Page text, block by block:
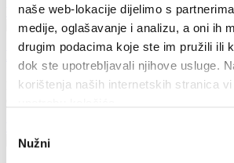
naše web-lokacije dijelimo s
medije, oglašavanje i analizu, a oni ih
drugim podacima koje ste im pružili ili
dok ste upotrebljavali njihove usluge.
korištenja naših internetskih stranica
pristanka
Nužni
Weiterlesen
Die Festungskirche der Heiligen
Das eindrucksvollste architektonische Juwel